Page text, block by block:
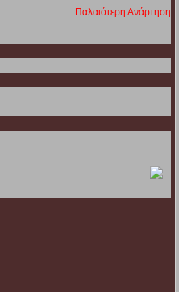
Παλαιότερη Ανάρτηση